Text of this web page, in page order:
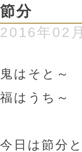
節分
2016年02
鬼はそと～
福はうち～
今日は節分